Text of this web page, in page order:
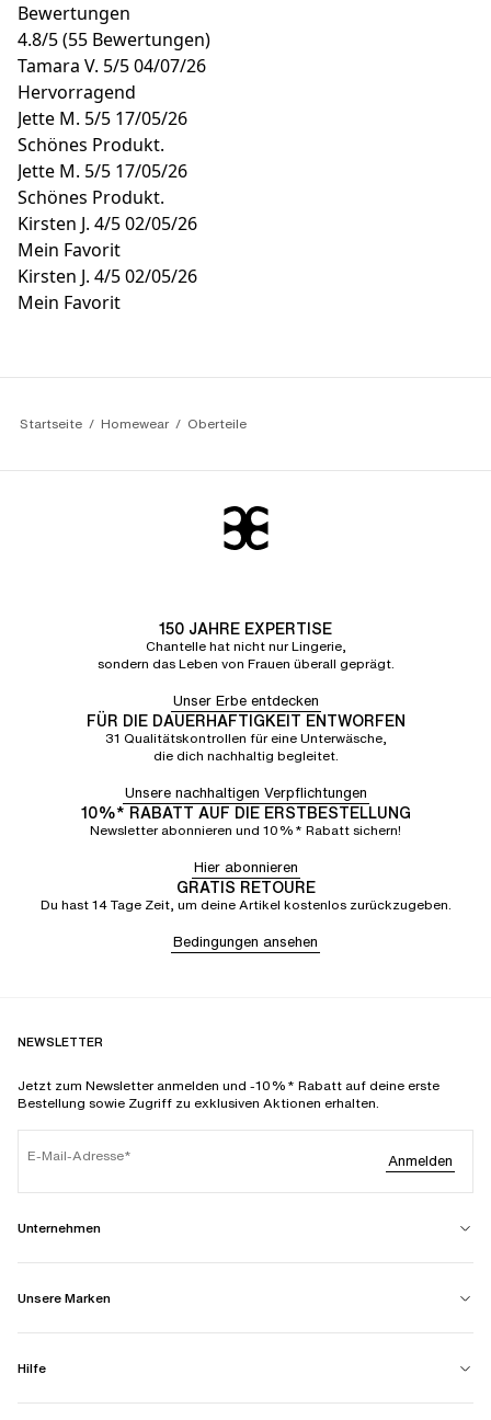
Bewertungen
4.8/5(55 Bewertungen)
Tamara V. 5/504/07/26
Hervorragend
Jette M. 5/5 17/05/26
Schönes Produkt.
Jette M. 5/5 17/05/26
Schönes Produkt.
Kirsten J. 4/502/05/26
Mein Favorit
Kirsten J. 4/502/05/26
Mein Favorit
Startseite Homewear Oberteile
150 JAHRE EXPERTISE
Chantelle hat nicht nur Lingerie,
sondern das Leben von Frauen überall geprägt.
Unser Erbe entdecken
FÜR DIE DAUERHAFTIGKEIT ENTWORFEN
31 Qualitätskontrollen für eine Unterwäsche,
die dich nachhaltig begleitet.
Unsere nachhaltigen Verpflichtungen
10%* RABATT AUF DIE ERSTBESTELLUNG
Newsletter abonnieren und 10%* Rabatt sichern!
Hier abonnieren
GRATIS RETOURE
Du hast 14 Tage Zeit, um deine Artikel kostenlos zurückzugeben.
Bedingungen ansehen
NEWSLETTER
Jetzt zum Newsletter anmelden und -10%* Rabatt auf deine erste
Bestellung sowie Zugriff zu exklusiven Aktionen erhalten.
E-Mail-Adresse Anmelden
Unternehmen
Unsere Marken
Hilfe